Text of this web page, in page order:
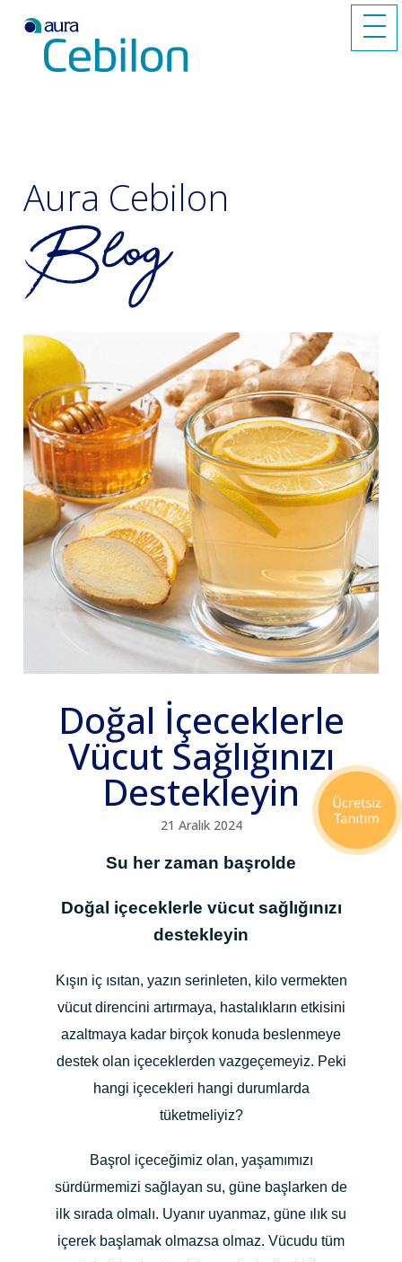
Aura Cebilon
Doğal İçeceklerle
Vücut Sağlığınızı
Destekleyin
21 Aralık 2024
Su her zaman başrolde
Doğal içeceklerle vücut sağlığınızı
destekleyin
Kışın iç ısıtan, yazın serinleten, kilo vermekten
vücut direncini artırmaya, hastalıkların etkisini
azaltmaya kadar birçok konuda beslenmeye
destek olan içeceklerden vazgeçemeyiz. Peki
hangi içecekleri hangi durumlarda
tüketmeliyiz?
Başrol içeceğimiz olan, yaşamımızı
sürdürmemizi sağlayan su, güne başlarken de
ilk sırada olmalı. Uyanır uyanmaz, güne ılık su
içerek başlamak olmazsa olmaz. Vücudu tüm